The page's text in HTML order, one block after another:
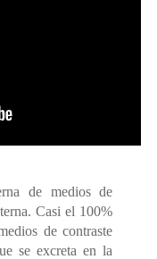
de medios de
Casi el 100%
de contraste
se excreta en la